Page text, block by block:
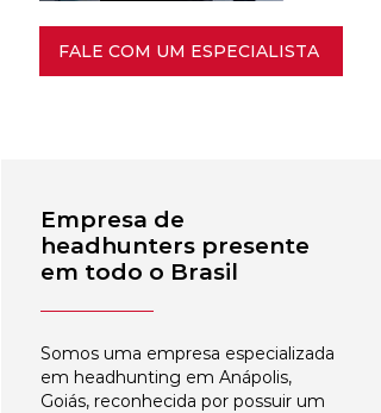
FALE COM UM ESPECIALISTA
Empresa de
headhunters presente
em todo o Brasil
Somos uma empresa especializada
em headhunting em Anápolis,
Goiás, reconhecida por possuir um